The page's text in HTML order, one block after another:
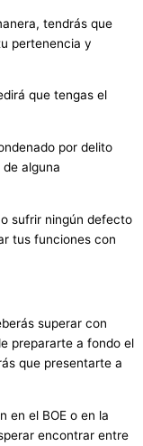
tendrás que
pertenencia y
que tengas el
por delito
alguna
sufrir ningún defecto
tus funciones con
superar con
prepararte a fondo el
que presentarte a
en el BOE o en la
encontrar entre